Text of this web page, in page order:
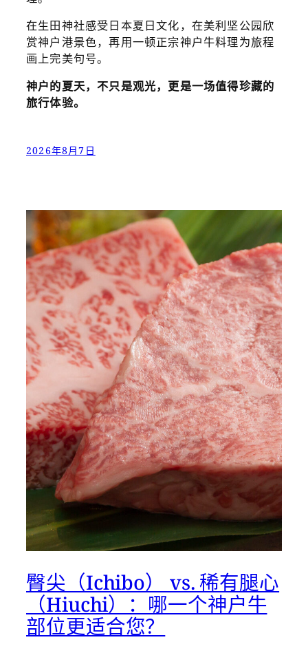
在生田神社感受日本夏日文化，在美利坚公园欣
赏神户港景色，再用一顿正宗神户牛料理为旅程
画上完美句号。
神户的夏天，不只是观光，更是一场值得珍藏的
旅行体验。
2026年8月7日
臀尖（Ichibo） vs. 稀有腿心
（Hiuchi）：哪一个神户牛
部位更适合您？